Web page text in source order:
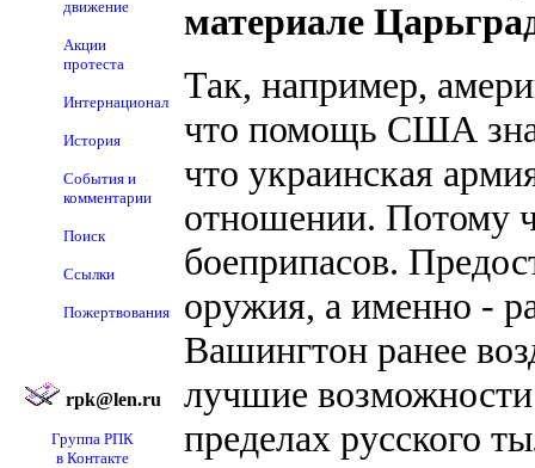
движение
Акции
протеста
Интернационал
История
События и
комментарии
Поиск
Ссылки
Пожертвования
rpk@len.ru
Группа РПК
в Контакте
материале
Так, например,
что помощь США
что украинская
отношении. Потому
боеприпасов.
оружия, а именно -
Вашингтон ранее
лучшие
пределах русского